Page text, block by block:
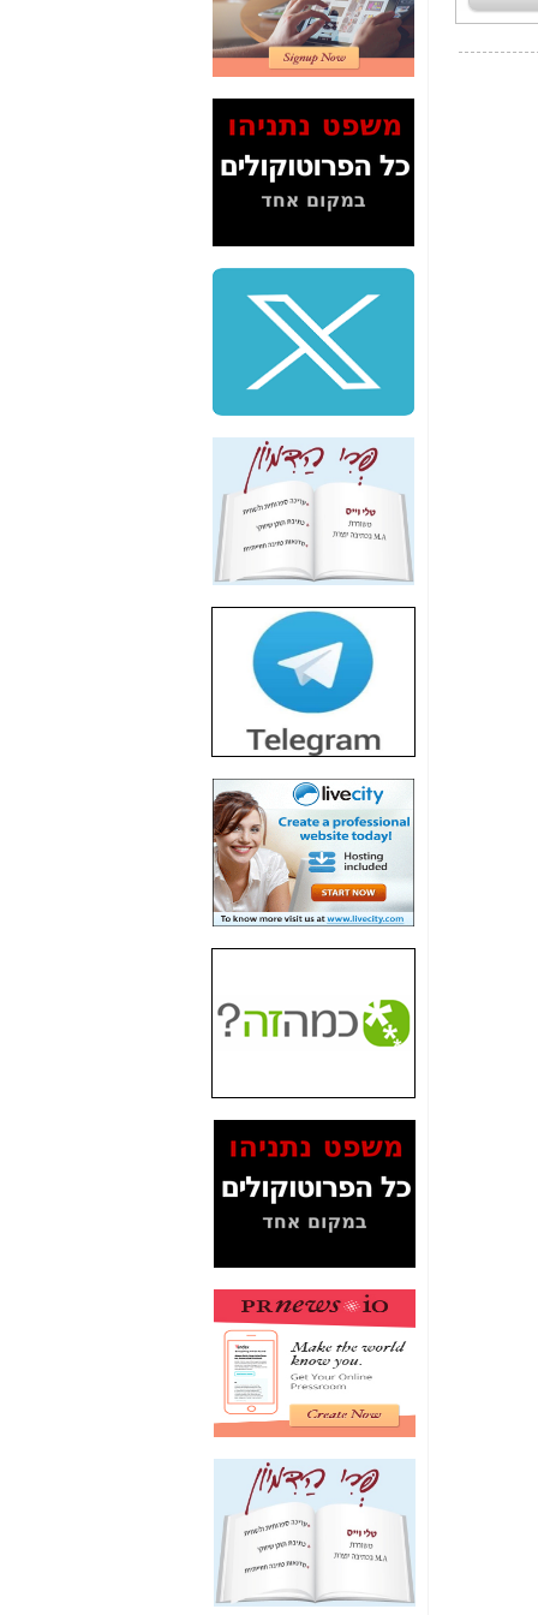
2" על תעלולי השר
משה כחלון -כאן
המשך חשיפת הבלוף
ששמו "מהפיכת
הסלולר" ואיך מסרסים
כאן
סיכום ביקור בסיליקון
שלמה פילבר (עד
לאחרונה מנכ"ל משרד
התקשורת) - עד
מדינה? הצחקתם
"יש אפליה בחקירה"?
חשיפה: למה השר
משה כחלון לא נחקר
עד היום? -
כאן
הדומה לזו של "תיק
4000" אך בתחום
הסלולר -
חשיפת מה שלא
רוצים שתדעו בעניין
פריסת אנלימיטד
(בניחוח בלתי נסבל) -
כאן
חשיפה: איוב קרא
אישר לקבוצת סלקום
בדיוק מה שביבי אישר
כאן
האם השר איוב קרא
היה צריך בכלל לחתום
על האישור, שנתן
האם ביבי וקרא קבלו
בכלל תמורה עבור
המסמכים בנושא בזק-
Yes (תיק 4000)
לאיש הלא נכון! -כאן
עובדות ומסמכים
האם ביבי כשר
תקשורת עזר לקב'
בזק? -כאן
מה מקור ה-Fake
News שהביא לתפירת
תיק לביבי והעלמת
החשודים הנכונים -כאן
אחת הרגליים של "תיק
4000 התפור"
התמוטטה היום
בניצחון (כפול) של בזק
-
כאן
איך כתבות מפנקות